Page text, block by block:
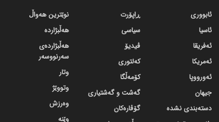
ئابووری
ئاسیا
ئەفریقا
ئەمریکا
ئەورووپا
جیهان
دسته‌بندی نشده
ڕاپۆرت
سیاسی
ڤیدیۆ
کەلتوری
کۆمەڵگا
گه‌شت و گه‌شتیاری
گۆڤاره‌کان
نوێترین هەواڵ
هەڵبژاردە
هەڵبژاردەی
سەرنووسەر
وتار
وتووێژ
وەرزش
وێنە